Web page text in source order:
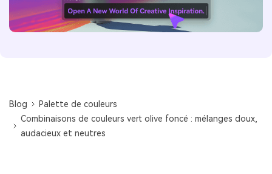
Blog
Palette de couleurs
Combinaisons de couleurs vert olive foncé : mélanges doux,
audacieux et neutres